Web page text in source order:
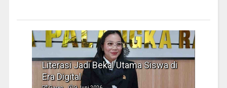
Literasi Jadi Bekal Utama Siswa di
Era Digital